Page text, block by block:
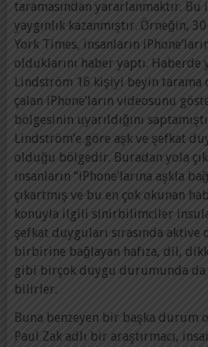
taramasından yararlanmaktır. Bu
yaygınlık kazanmıştır. Örneğin,
York Times, insanların
olduklarını haber yaptı.
Lindström 16 kişiyi beyin tarama
çalan iPhone’ların videosunu
bölgesinin uyarıldığını
Lindström’e göre aşk ve şefkat
olduğu bölgedir. Buradan yola
insanların “iPhone’larına aşkla
çıkartmış ve bu en çok okunan
konuyla ilgili sinirbilimciler
şefkat duyguları sırasında
birbirine bağlayan hafıza, dil,
gibi birçok duygu durumunda
bilirler.
Buna benzeyen bir başka
Paul Zak adlı bir araştırmacı,